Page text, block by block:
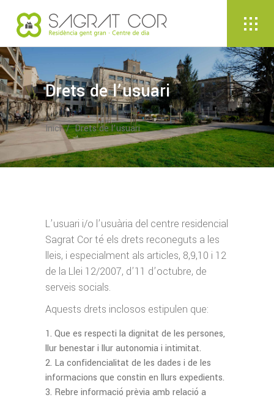
Drets de l’usuari
Inici/Drets de l’usuari
L’usuari i/o l’usuària del centre residencial
Sagrat Cor té els drets reconeguts a les
lleis, i especialment als articles, 8,9,10 i 12
de la Llei 12/2007, d’11 d’octubre, de
serveis socials.
Aquests drets inclosos estipulen que:
Que es respecti la dignitat de les persones,
llur benestar i llur autonomia i intimitat.
La confidencialitat de les dades i de les
informacions que constin en llurs expedients.
Rebre informació prèvia amb relació a